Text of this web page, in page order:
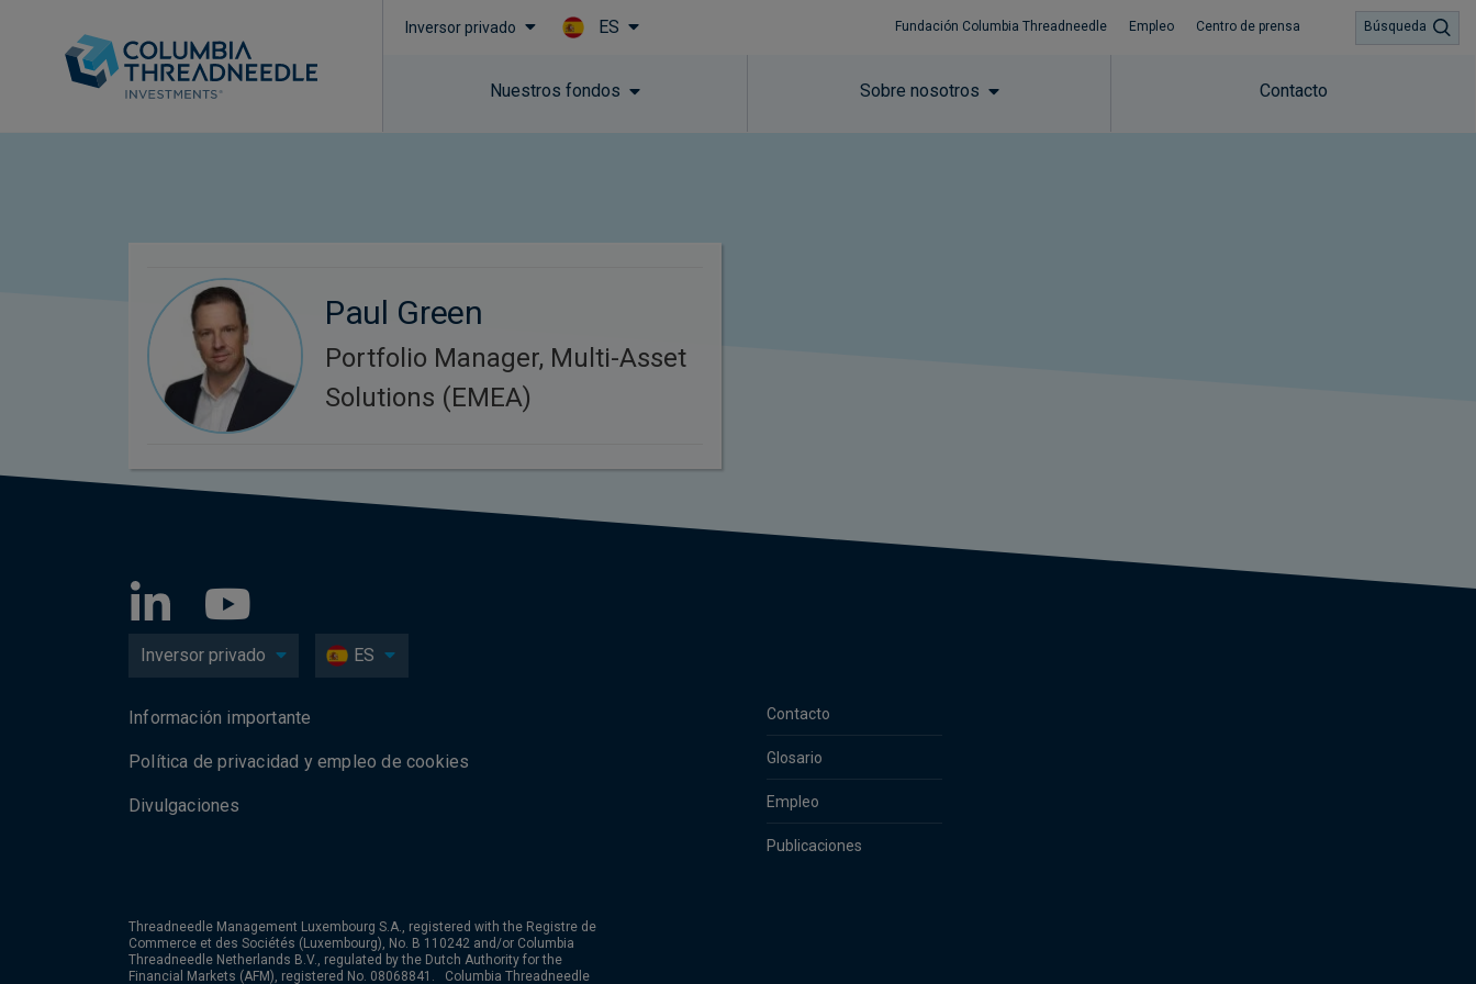
Inversor privado ES Fundación Columbia Threadneedle Empleo Centro de prensa
Nuestros fondos Sobre nosotros Contacto
Búsqueda
Paul Green
Portfolio Manager, Multi-Asset
Solutions (EMEA)
Inversor privado ES
Contacto
Glosario
Empleo
Publicaciones
Información importante
Política de privacidad y empleo de cookies
Divulgaciones
Threadneedle Management Luxembourg S.A., registered with the Registre de
Commerce et des Sociétés (Luxembourg), No. B 110242 and/or Columbia
Threadneedle Netherlands B.V., regulated by the Dutch Authority for the
Financial Markets (AFM), registered No. 08068841. Columbia Threadneedle